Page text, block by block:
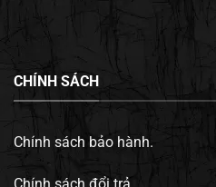
CHÍNH SÁCH
Chính sách bảo hành.